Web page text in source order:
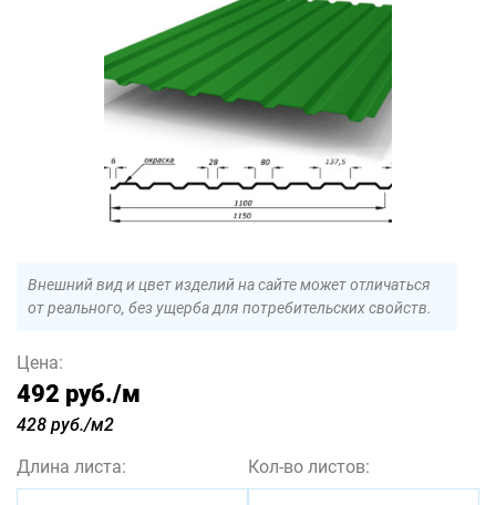
Внешний вид и цвет изделий на сайте может отличаться
от реального, без ущерба для потребительских свойств.
Цена:
492 руб./м
428 руб./м2
Длина листа:
Кол-во листов: